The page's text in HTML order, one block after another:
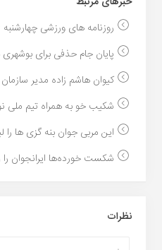
روزنامه های ورزشی چهارشنبه ۲۶ مهر ۹۶...
پایان جام حذفی برای بوشهری ها/
کیوان هاشم زاده مدیر
شکیب خو به همراه تیم ملی
این مربی جوان بنه گزی ها
شکست خورده‌ها ایرانجوان
نظرات